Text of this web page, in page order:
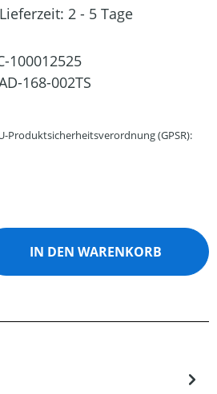
2 - 5 Tage
100012525
168-002TS
Produktsicherheitsverordnung (GPSR):
den gewünschten
IN DEN WARENKORB